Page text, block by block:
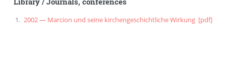
2002 — Marcion und seine kirchengeschichtliche Wirkung [pdf]